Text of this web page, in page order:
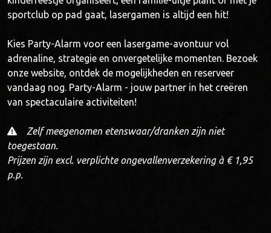
sportclub op pad gaat, lasergamen is altijd een hit!
Kies Party-Alarm voor een lasergame-avontuur vol
adrenaline, strategie en onvergetelijke momenten. Bezoek
onze website, ontdek de mogelijkheden en reserveer
vandaag nog. Party-Alarm - jouw partner in het creëren
van spectaculaire activiteiten!
Zelf meegenomen etenswaar/dranken zijn niet
toegestaan.
Prijzen zijn excl. verplichte ongevallenverzekering à € 1,95
p.p.